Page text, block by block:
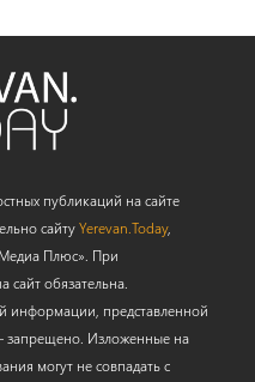
публикаций на сайте
сайтуYerevan.Today,
Плюс». При
сайт обязательна.
информации, представленной
запрещено. Изложенные на
могут не совпадать с